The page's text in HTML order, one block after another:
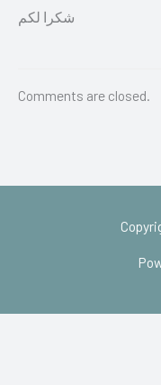
شكرا لكم
Comments are closed.